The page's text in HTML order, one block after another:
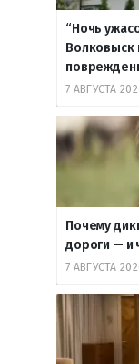
“Ночь
Волковыск
7 АВГУСТА
Почему
дороги — и
7 АВГУСТА